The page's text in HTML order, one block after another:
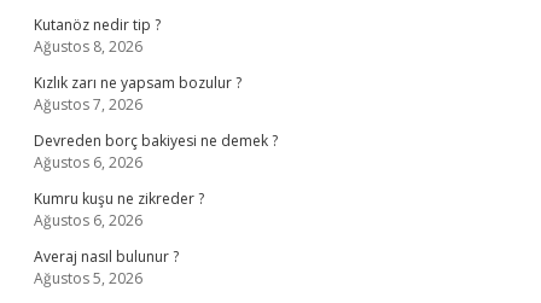
Kutanöz nedir tip ?
Ağustos 8, 2026
Kızlık zarı ne yapsam bozulur ?
Ağustos 7, 2026
Devreden borç bakiyesi ne demek ?
Ağustos 6, 2026
Kumru kuşu ne zikreder ?
Ağustos 6, 2026
Averaj nasıl bulunur ?
Ağustos 5, 2026